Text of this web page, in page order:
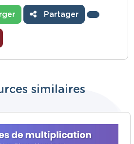
Partager
similaires